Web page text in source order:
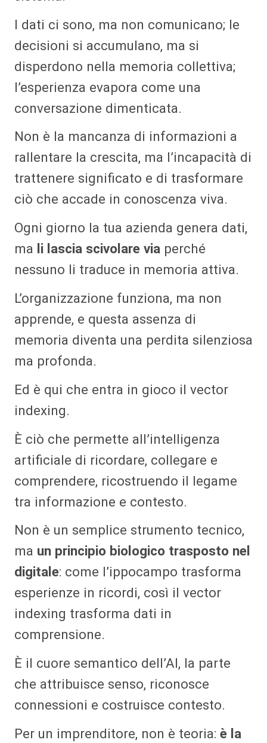
I dati ci sono, ma non comunicano; le
decisioni si accumulano, ma si
disperdono nella memoria collettiva;
l’esperienza evapora come una
conversazione dimenticata.
Non è la mancanza di informazioni a
rallentare la crescita, ma l’incapacità di
trattenere significato e di trasformare
ciò che accade in conoscenza viva.
Ogni giorno la tua azienda genera dati,
ma li lascia scivolare via perché
nessuno li traduce in memoria attiva.
L’organizzazione funziona, ma non
apprende, e questa assenza di
memoria diventa una perdita silenziosa
ma profonda.
Ed è qui che entra in gioco il vector
indexing.
È ciò che permette all’intelligenza
artificiale di ricordare, collegare e
comprendere, ricostruendo il legame
tra informazione e contesto.
Non è un semplice strumento tecnico,
ma un principio biologico trasposto nel
digitale: come l’ippocampo trasforma
esperienze in ricordi, così il vector
indexing trasforma dati in
comprensione.
È il cuore semantico dell’AI, la parte
che attribuisce senso, riconosce
connessioni e costruisce contesto.
Per un imprenditore, non è teoria: è la